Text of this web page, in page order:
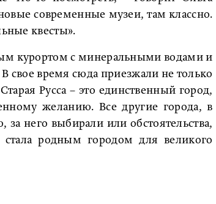
современные музеи, там классно.
квесты».
курортом с минеральными водами и
свое время сюда приезжали не только
Русса – это единственный город,
желанию. Все другие города, в
него выбирали или обстоятельства,
родным городом для великого